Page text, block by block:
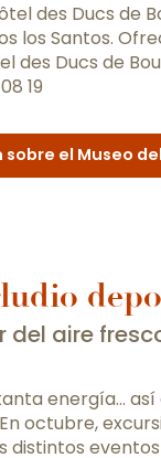
des Ducs de
los Santos.
des Ducs de
19
el Museo
del aire
energía…
octubre,
distintos